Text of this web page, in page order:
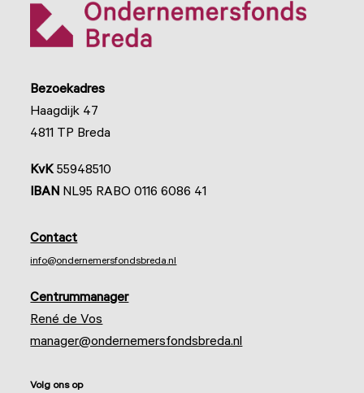
Bezoekadres
Haagdijk 47
4811 TP Breda
KvK 55948510
IBAN NL95 RABO 0116 6086 41
Contact
info@ondernemersfondsbreda.nl
Centrummanager
René de Vos
manager@ondernemersfondsbreda.nl
Volg ons op